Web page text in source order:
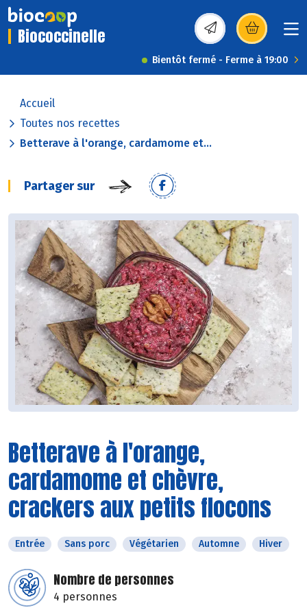
Biococcinelle (s’ouvre dans une
Bientôt fermé - Ferme à 19:00
Accueil
Toutes nos recettes
Betterave à l'orange, cardamome et...
Partager sur
Betterave à l'orange,
cardamome et chèvre,
crackers aux petits flocons
Entrée Sans porc Végétarien Automne Hiver
Nombre de personnes
4 personnes